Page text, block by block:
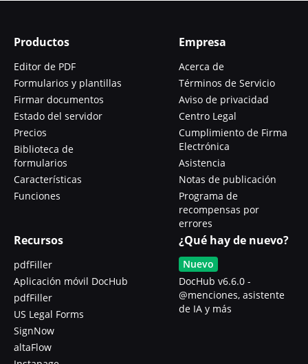
Productos
Editor de PDF
Formularios y plantillas
Firmar documentos
Estado del servidor
Precios
Biblioteca de
formularios
Características
Funciones
Empresa
Acerca de
Términos de Servicio
Aviso de privacidad
Centro Legal
Cumplimiento de Firma
Electrónica
Asistencia
Notas de publicación
Programa de
recompensas por
errores
Recursos
pdfFiller
Aplicación móvil DocHub
pdfFiller
US Legal Forms
SignNow
altaFlow
¿Qué hay de nuevo?
Nuevo
DocHub v6.6.0 -
@menciones, asistente
de IA y más